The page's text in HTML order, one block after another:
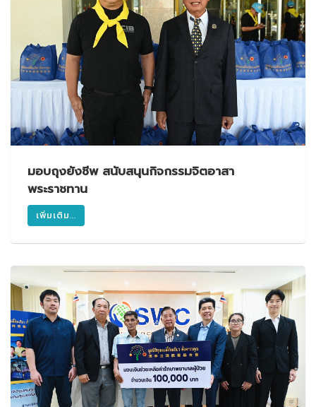
มอบถุงยังชีพ สนับสนุนกิจกรรมจิตอาสา
พระราชทาน
เพิ่มเติม...